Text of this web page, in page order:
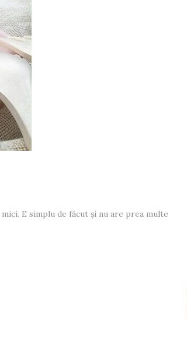
E simplu de făcut și nu are prea multe